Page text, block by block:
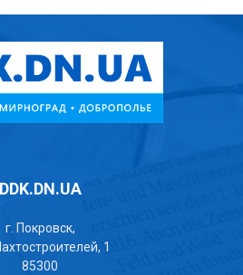
DDK.DN.UA
г. Покровск,
1
85300